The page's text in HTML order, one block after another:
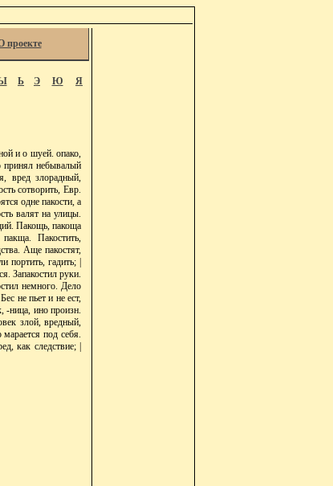
проекте
Ь Э Ю Я
и о шуей. опако,
принял небывалый
вред злорадный,
сотворить, Евр.
одне пакости, а
валят на улицы.
Пакощь, пакоща
Пакостить,
Аще пакостят,
гадить; |
Запакостил руки.
немного. Дело
не пьет и не ест,
-ница, ино произн.
злой, вредный,
под себя.
как следствие; |